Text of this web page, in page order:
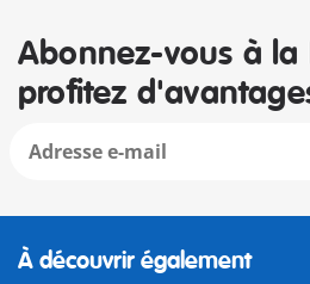
Abonnez-vous à la
profitez
À découvrir également